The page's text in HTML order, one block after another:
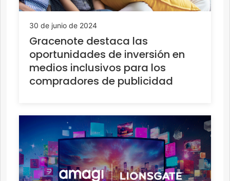
30 de junio de 2024
Gracenote destaca las
oportunidades de inversión en
medios inclusivos para los
compradores de publicidad